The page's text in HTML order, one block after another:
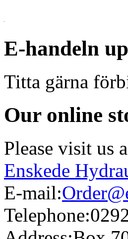
E-handeln
Titta gärna
Our online
Please visit us
Enskede
E-mail:
Telephone: